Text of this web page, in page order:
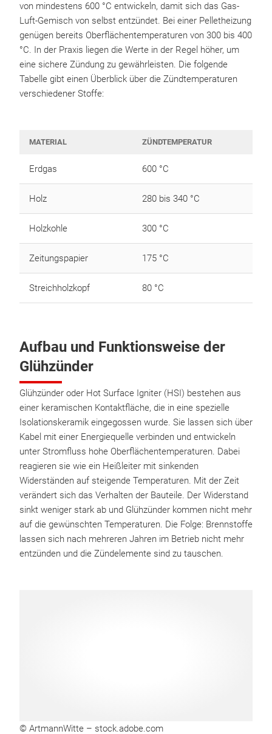
von mindestens 600 °C entwickeln, damit sich das Gas-
Luft-Gemisch von selbst entzündet. Bei einer Pelletheizung
genügen bereits Oberflächentemperaturen von 300 bis 400
°C. In der Praxis liegen die Werte in der Regel höher, um
eine sichere Zündung zu gewährleisten. Die folgende
Tabelle gibt einen Überblick über die Zündtemperaturen
verschiedener Stoffe:
MATERIAL ZÜNDTEMPERATUR
Erdgas 600 °C
Holz 280 bis 340 °C
Holzkohle 300 °C
Zeitungspapier 175 °C
Streichholzkopf 80 °C
Aufbau und Funktionsweise der
Glühzünder
Glühzünder oder Hot Surface Igniter (HSI) bestehen aus
einer keramischen Kontaktfläche, die in eine spezielle
Isolationskeramik eingegossen wurde. Sie lassen sich über
Kabel mit einer Energiequelle verbinden und entwickeln
unter Stromfluss hohe Oberflächentemperaturen. Dabei
reagieren sie wie ein Heißleiter mit sinkenden
Widerständen auf steigende Temperaturen. Mit der Zeit
verändert sich das Verhalten der Bauteile. Der Widerstand
sinkt weniger stark ab und Glühzünder kommen nicht mehr
auf die gewünschten Temperaturen. Die Folge: Brennstoffe
lassen sich nach mehreren Jahren im Betrieb nicht mehr
entzünden und die Zündelemente sind zu tauschen.
© ArtmannWitte – stock.adobe.com